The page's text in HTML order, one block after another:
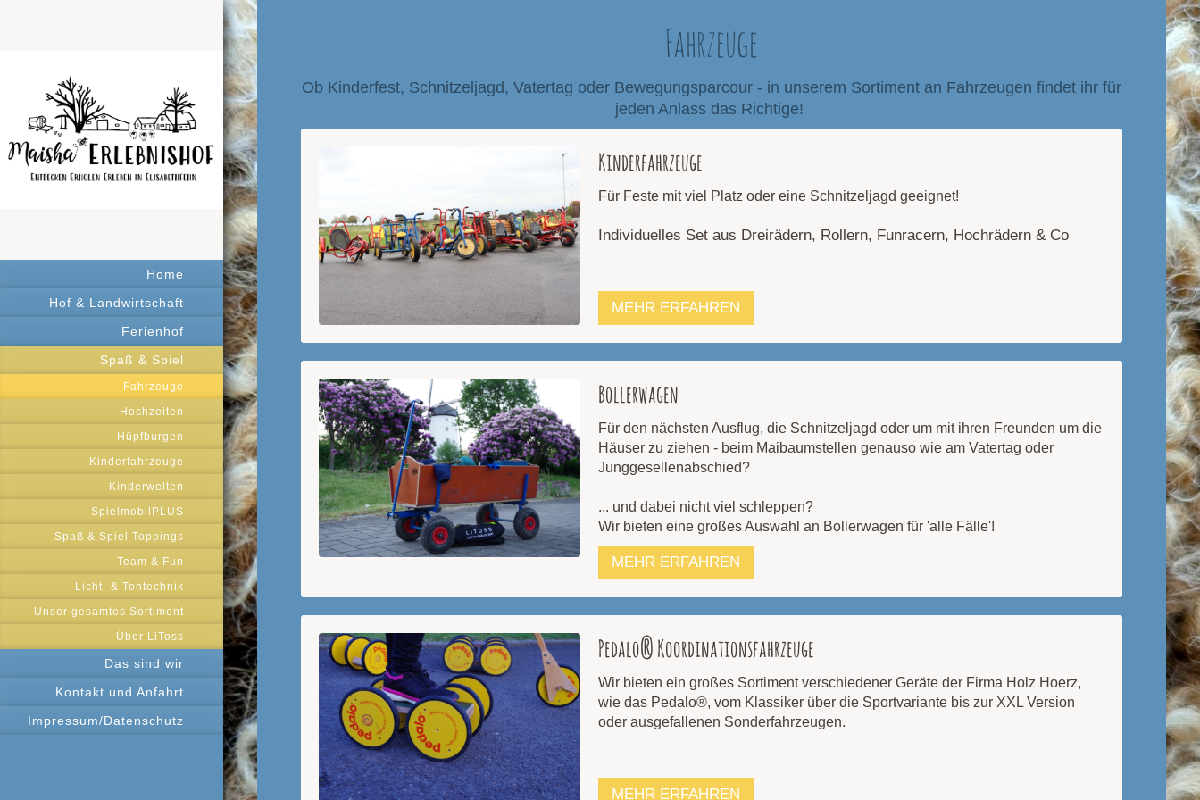
Home
Hof & Landwirtschaft
Ferienhof
Spaß & Spiel
Fahrzeuge
Hochzeiten
Hüpfburgen
Kinderfahrzeuge
Kinderwelten
SpielmobilPLUS
Spaß & Spiel Toppings
Team & Fun
Licht- & Tontechnik
Unser gesamtes Sortiment
Über LiToss
Das sind wir
Kontakt und Anfahrt
Impressum/Datenschutz
Fahrzeuge
Ob Kinderfest, Schnitzeljagd, Vatertag oder Bewegungsparcour - in unserem Sortiment an Fahrzeugen findet ihr für
jeden Anlass das Richtige!
Kinderfahrzeuge
Für Feste mit viel Platz oder eine Schnitzeljagd geeignet!
Individuelles Set aus Dreirädern, Rollern, Funracern, Hochrädern & Co
MEHR ERFAHREN
Bollerwagen
Für den nächsten Ausflug, die Schnitzeljagd oder um mit ihren Freunden um die
Häuser zu ziehen - beim Maibaumstellen genauso wie am Vatertag oder
Junggesellenabschied?
... und dabei nicht viel schleppen?
Wir bieten eine großes Auswahl an Bollerwagen für 'alle Fälle'!
MEHR ERFAHREN
Pedalo® Koordinationsfahrzeuge
Wir bieten ein großes Sortiment verschiedener Geräte der Firma Holz Hoerz,
wie das Pedalo®, vom Klassiker über die Sportvariante bis zur XXL Version
oder ausgefallenen Sonderfahrzeugen.
MEHR ERFAHREN